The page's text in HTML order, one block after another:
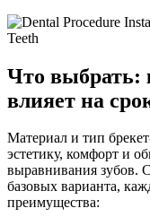
Что выбрать:
влияет на
Материал и тип
эстетику, комфорт и
выравнивания зубов.
базовых варианта,
преимущества: